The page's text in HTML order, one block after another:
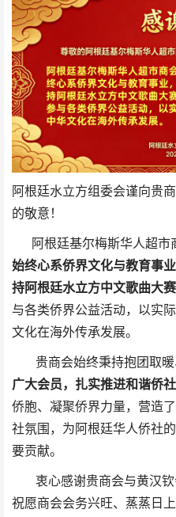
阿根廷水立方组委会谨向贵
的敬意！
阿根廷基尔梅斯华人超市
始终心系侨界文化与教育事
持阿根廷水立方中文歌曲大
与各类侨界公益活动，以实
文化在海外传承发展。
贵商会始终秉持抱团取暖
广大会员，扎实推进和谐侨
侨胞、凝聚侨界力量，营造
社氛围，为阿根廷华人侨社
要贡献。
衷心感谢贵商会与黄汉钦
祝愿商会会务兴旺、蒸蒸日